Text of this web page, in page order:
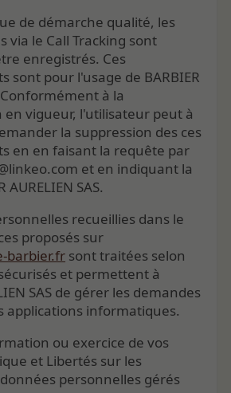
de démarche qualité, les
via le Call Tracking sont
enregistrés. Ces
sont pour l'usage de BARBIER
Conformément à la
vigueur, l'utilisateur peut à
la suppression des ces
en en faisant la requête par
et en indiquant la
AURELIEN SAS.
recueillies dans le
proposés sur
barbier.fr sont traitées selon
et permettent à
SAS de gérer les demandes
applications informatiques.
ou exercice de vos
et Libertés sur les
personnelles gérés